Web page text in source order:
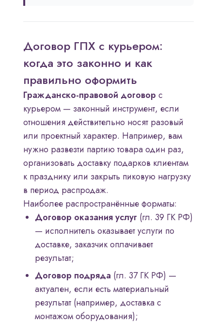
Договор ГПХ с курьером:
когда это законно и как
правильно оформить
Гражданско-правовой договор с
курьером — законный инструмент, если
отношения действительно носят разовый
или проектный характер. Например, вам
нужно развезти партию товара один раз,
организовать доставку подарков клиентам
к празднику или закрыть пиковую нагрузку
в период распродаж.
Наиболее распространённые форматы:
Договор оказания услуг (гл. 39 ГК РФ)
— исполнитель оказывает услуги по
доставке, заказчик оплачивает
результат;
Договор подряда (гл. 37 ГК РФ) —
актуален, если есть материальный
результат (например, доставка с
монтажом оборудования);